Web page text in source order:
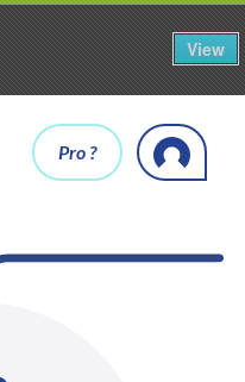
View
Pro ?